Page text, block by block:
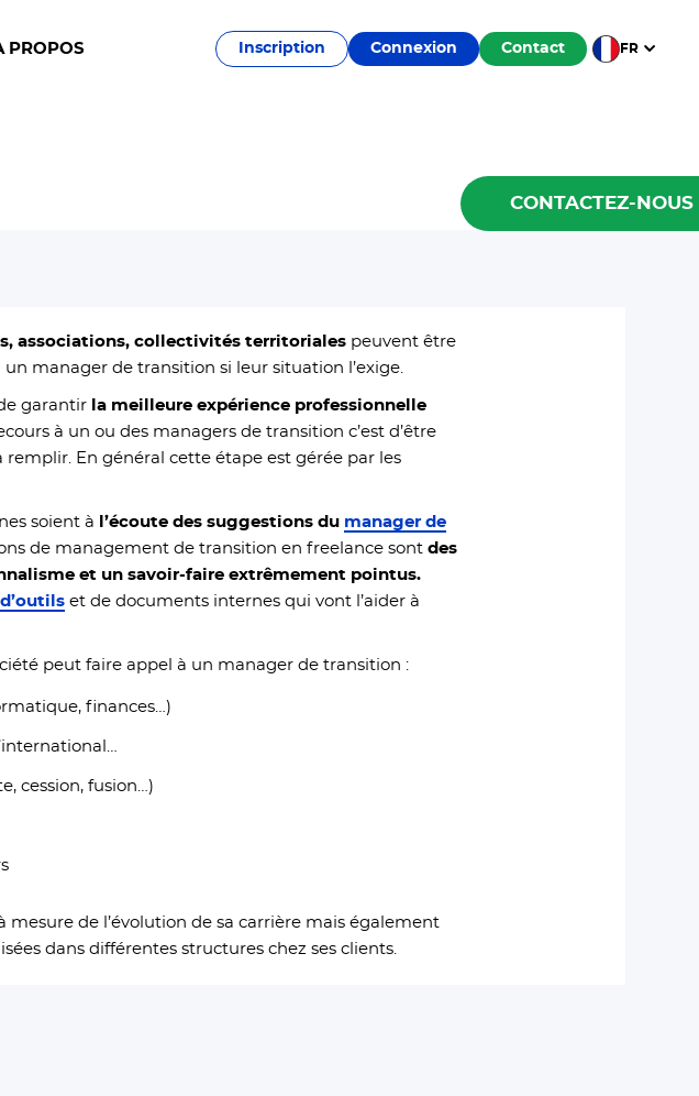
PROPOS Inscription Connexion Contact FR
associations, collectivités territoriales peuvent être
un manager de transition si leur situation l’exige.
garantir
la meilleure expérience professionnelle
à un ou des managers de transition c’est d’être
remplir. En général cette étape est gérée par les
soient à l’écoute des suggestions du manager de
de management de transition en freelance sontdes
et un savoir-faire extrêmement pointus.
et de documents internes qui vont l’aider à
peut faire appel à un manager de transition :
finances…)
cession, fusion…)
de l’évolution de sa carrière mais également
dans différentes structures chez ses clients.
CONTACTEZ-NOUS